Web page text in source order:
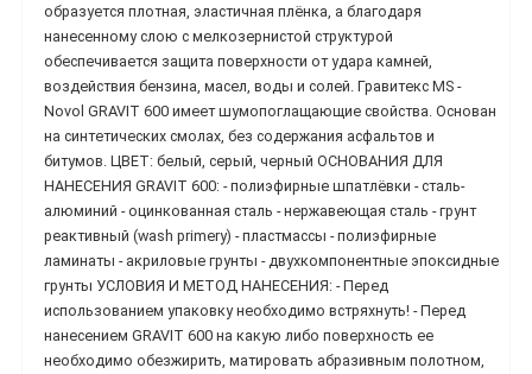
образуется плотная, эластичная плёнка, а благодаря
нанесенному слою с мелкозернистой структурой
обеспечивается защита поверхности от удара камней,
воздействия бензина, масел, воды и солей. Гравитекс MS -
Novol GRAVIT 600 имеет шумопоглащающие свойства. Основан
на синтетических смолах, без содержания асфальтов и
битумов. ЦВЕТ: белый, серый, черный ОСНОВАНИЯ ДЛЯ
НАНЕСЕНИЯ GRAVIT 600: - полиэфирные шпатлёвки - сталь-
алюминий - оцинкованная сталь - нержавеющая сталь - грунт
реактивный (wash primery) - пластмассы - полиэфирные
ламинаты - акриловые грунты - двухкомпонентные эпоксидные
грунты УСЛОВИЯ И МЕТОД НАНЕСЕНИЯ: - Перед
использованием упаковку необходимо встряхнуть! - Перед
нанесением GRAVIT 600 на какую либо поверхность ее
необходимо обезжирить, матировать абразивным полотном,